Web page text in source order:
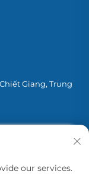
Giang, Trung
our services.